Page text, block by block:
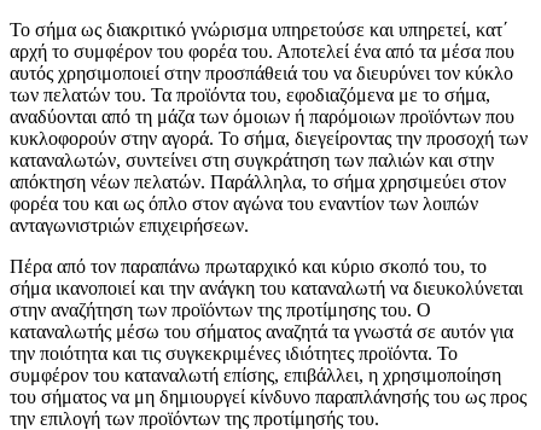
Το σήμα ως διακριτικό γνώρισμα υπηρετούσε και υπηρετεί, κατ΄
αρχή το συμφέρον του φορέα του. Αποτελεί ένα από τα μέσα που
αυτός χρησιμοποιεί στην προσπάθειά του να διευρύνει τον κύκλο
των πελατών του. Τα προϊόντα του, εφοδιαζόμενα με το σήμα,
αναδύονται από τη μάζα των όμοιων ή παρόμοιων προϊόντων που
κυκλοφορούν στην αγορά. Το σήμα, διεγείροντας την προσοχή των
καταναλωτών, συντείνει στη συγκράτηση των παλιών και στην
απόκτηση νέων πελατών. Παράλληλα, το σήμα χρησιμεύει στον
φορέα του και ως όπλο στον αγώνα του εναντίον των λοιπών
ανταγωνιστριών επιχειρήσεων.
Πέρα από τον παραπάνω πρωταρχικό και κύριο σκοπό του, το
σήμα ικανοποιεί και την ανάγκη του καταναλωτή να διευκολύνεται
στην αναζήτηση των προϊόντων της προτίμησης του. Ο
καταναλωτής μέσω του σήματος αναζητά τα γνωστά σε αυτόν για
την ποιότητα και τις συγκεκριμένες ιδιότητες προϊόντα. Το
συμφέρον του καταναλωτή επίσης, επιβάλλει, η χρησιμοποίηση
του σήματος να μη δημιουργεί κίνδυνο παραπλάνησής του ως προς
την επιλογή των προϊόντων της προτίμησής του.